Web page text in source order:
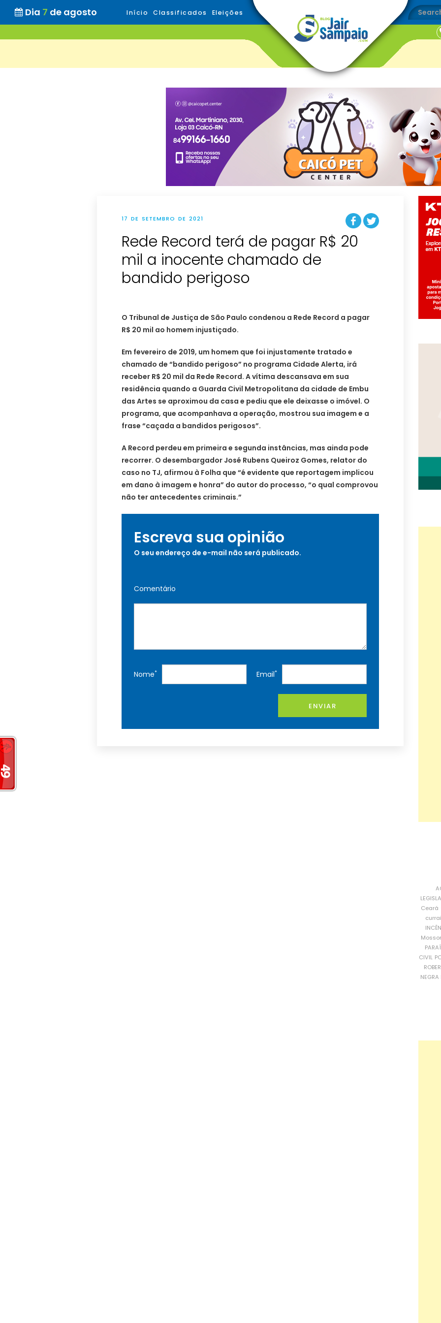
Dia 7 de agosto Início Classificados Eleições
17 DE SETEMBRO DE 2021
Rede Record terá de pagar R$ 20
mil a inocente chamado de
bandido perigoso
O Tribunal de Justiça de São Paulo condenou a Rede Record a pagar
R$ 20 mil ao homem injustiçado.
Em fevereiro de 2019, um homem que foi injustamente tratado e
chamado de “bandido perigoso” no programa Cidade Alerta, irá
receber R$ 20 mil da Rede Record. A vítima descansava em sua
residência quando a Guarda Civil Metropolitana da cidade de Embu
das Artes se aproximou da casa e pediu que ele deixasse o imóvel. O
programa, que acompanhava a operação, mostrou sua imagem e a
frase “caçada a bandidos perigosos”.
A Record perdeu em primeira e segunda instâncias, mas ainda pode
recorrer. O desembargador José Rubens Queiroz Gomes, relator do
caso no TJ, afirmou à Folha que “é evidente que reportagem implicou
em dano à imagem e honra” do autor do processo, “o qual comprovou
não ter antecedentes criminais.”
Escreva sua opinião
O seu endereço de e-mail não será publicado.
Comentário
Nome* Email*
ENVIAR
Ceará
CIVIL
NEGRA